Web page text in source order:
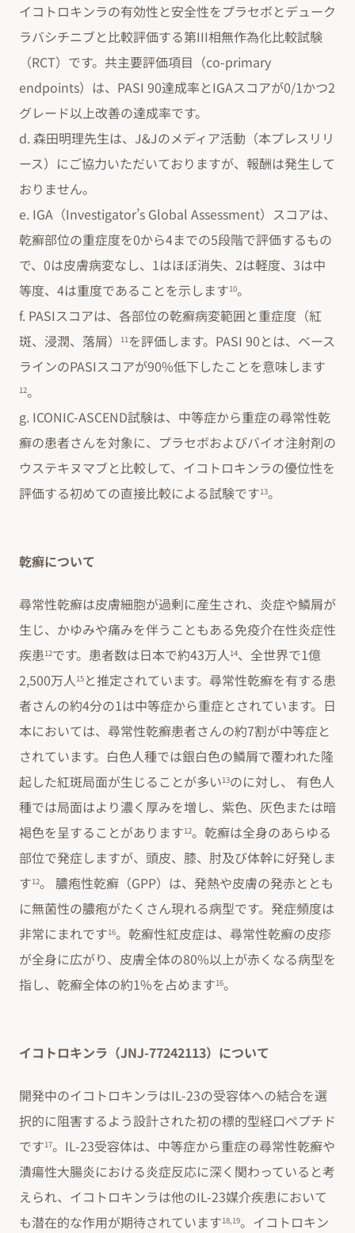
イコトロキンラの有効性と安全性をプラセボとデューク
ラバシチニブと比較評価する第III相無作為化比較試験
（RCT）です。共主要評価項目（co-primary
endpoints）は、PASI 90達成率とIGAスコアが0/1かつ2
グレード以上改善の達成率です。
d. 森田明理先生は、J&Jのメディア活動（本プレスリリ
ース）にご協力いただいておりますが、報酬は発生して
おりません。
e. IGA（Investigator’s Global Assessment）スコアは、
乾癬部位の重症度を0から4までの5段階で評価するもの
で、0は皮膚病変なし、1はほぼ消失、2は軽度、3は中
等度、4は重度であることを示します10。
f. PASIスコアは、各部位の乾癬病変範囲と重症度（紅
斑、浸潤、落屑）
11を評価します。PASI 90とは、ベース
ラインのPASIスコアが90%低下したことを意味します
12。
g. ICONIC-ASCEND試験は、中等症から重症の尋常性乾
癬の患者さんを対象に、プラセボおよびバイオ注射剤の
ウステキヌマブと比較して、イコトロキンラの優位性を
評価する初めての直接比較による試験です13。
乾癬について
尋常性乾癬は皮膚細胞が過剰に産生され、炎症や鱗屑が
生じ、かゆみや痛みを伴うこともある免疫介在性炎症性
疾患12です。患者数は日本で約43万人14、全世界で1億
2,500万人15 と推定されています。尋常性乾癬を有する患
者さんの約4分の1は中等症から重症とされています。日
本においては、尋常性乾癬患者さんの約7割が中等症と
されています。白色人種では銀白色の鱗屑で覆われた隆
起した紅斑局面が生じることが多い13のに対し、 有色人
種では局面はより濃く厚みを増し、紫色、灰色または暗
褐色を呈することがあります12。乾癬は全身のあらゆる
部位で発症しますが、頭皮、膝、肘及び体幹に好発しま
す12。 膿疱性乾癬（GPP）は、発熱や皮膚の発赤ととも
に無菌性の膿疱がたくさん現れる病型です。発症頻度は
非常にまれです16。乾癬性紅皮症は、尋常性乾癬の皮疹
が全身に広がり、皮膚全体の80%以上が赤くなる病型を
指し、乾癬全体の約1%を占めます16。
イコトロキンラ（JNJ-77242113）について
開発中のイコトロキンラはIL-23の受容体への結合を選
択的に阻害するよう設計された初の標的型経口ペプチド
です17。IL-23受容体は、中等症から重症の尋常性乾癬や
潰瘍性大腸炎における炎症反応に深く関わっていると考
えられ、イコトロキンラは他のIL-23媒介疾患において
も潜在的な作用が期待されています18,19。イコトロキン